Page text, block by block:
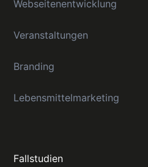
Webseitenentwicklung
Veranstaltungen
Branding
Lebensmittelmarketing
Fallstudien